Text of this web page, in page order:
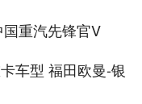
重汽先锋官V
车型 福田欧曼-银